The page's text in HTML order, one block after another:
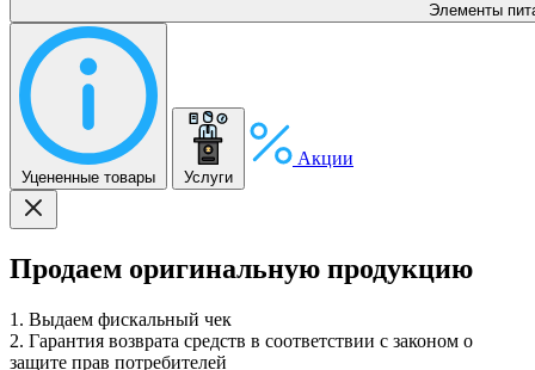
Элементы
Уцененные товары Услуги
Акции
Продаем оригинальную продукцию
1. Выдаем фискальный чек
2. Гарантия возврата средств в соответствии с законом о
защите прав потребителей